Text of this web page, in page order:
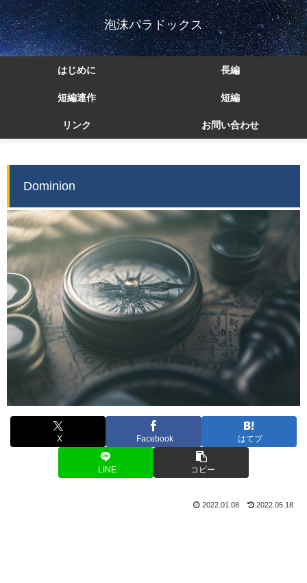
泡沫パラドックス
はじめに 長編
短編連作 短編
リンク お問い合わせ
Dominion
X Facebook はてブ
LINE コピー
2022.01.08 2022.05.18